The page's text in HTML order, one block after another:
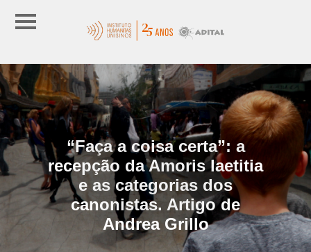
“Faça a coisa certa”: a
recepção da Amoris laetitia
e as categorias dos
canonistas. Artigo de
Andrea Grillo